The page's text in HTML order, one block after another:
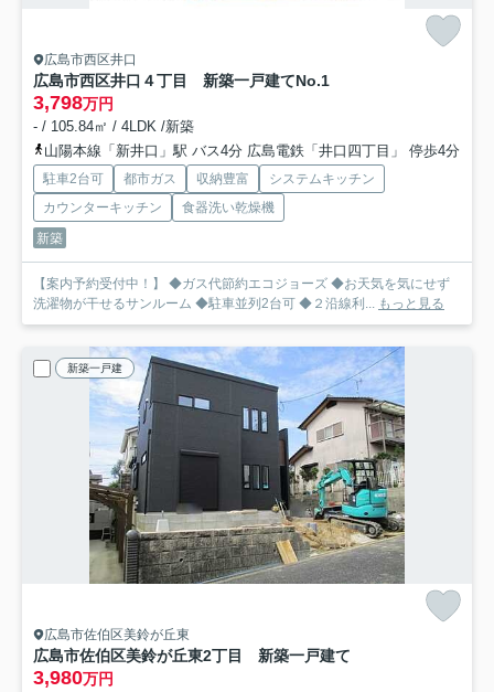
広島市西区井口
広島市西区井口４丁目 新築一戸建てNo.1
3,798万円
- / 105.84㎡ / 4LDK /新築
山陽本線「新井口」駅 バス4分 広島電鉄「井口四丁目」 停歩4分
駐車2台可 都市ガス 収納豊富
システムキッチン
カウンターキッチン
食器洗い乾燥機
新築
【案内予約受付中！】 ◆ガス代節約エコジョーズ ◆お天気を気にせず
洗濯物が干せるサンルーム ◆駐車並列2台可 ◆２沿線利... もっと見る
新築一戸建
広島市佐伯区美鈴が丘東
広島市佐伯区美鈴が丘東2丁目 新築一戸建て
3,980万円